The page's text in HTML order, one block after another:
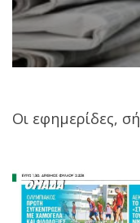
Οι εφημερίδες,